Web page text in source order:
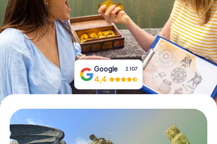
Prenota Biglietti
Acquista i Voucher
Google 2.107
4,4